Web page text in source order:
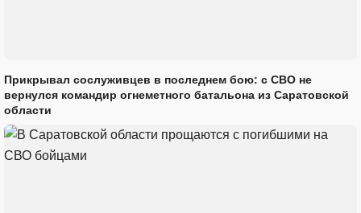
Прикрывал сослуживцев в последнем бою: с СВО не
вернулся командир огнеметного батальона из Саратовской
области